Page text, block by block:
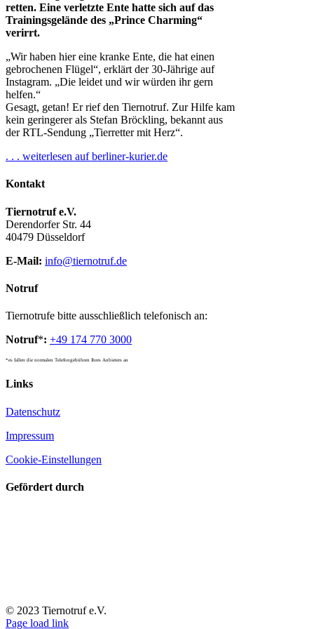
retten. Eine verletzte Ente hatte sich auf das
Trainingsgelände des „Prince Charming“
verirrt.
„Wir haben hier eine kranke Ente, die hat einen
gebrochenen Flügel“, erklärt der 30-Jährige auf
Instagram. „Die leidet und wir würden ihr gern
helfen.“
Gesagt, getan! Er rief den Tiernotruf. Zur Hilfe kam
kein geringerer als Stefan Bröckling, bekannt aus
der RTL-Sendung „Tierretter mit Herz“.
. . . weiterlesen auf berliner-kurier.de
Kontakt
Tiernotruf e.V.
Derendorfer Str. 44
40479 Düsseldorf
E-Mail: info@tiernotruf.de
Notruf
Tiernotrufe bitte ausschließlich telefonisch an:
Notruf*: +49 174 770 3000
*es fallen die normalen Telefongebühren Ihres Anbieters an
Links
Datenschutz
Impressum
Cookie-Einstellungen
Gefördert durch
© 2023 Tiernotruf e.V.
Page load link